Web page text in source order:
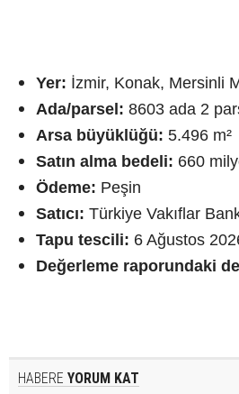
Yer: İzmir, Konak, Mersinli
Ada/parsel: 8603 ada 2
Arsa büyüklüğü: 5.496 m²
Satın alma bedeli: 660
Ödeme: Peşin
Satıcı: Türkiye Vakıflar
Tapu tescili: 6 Ağustos
Değerleme raporundaki
HABERE YORUM KAT